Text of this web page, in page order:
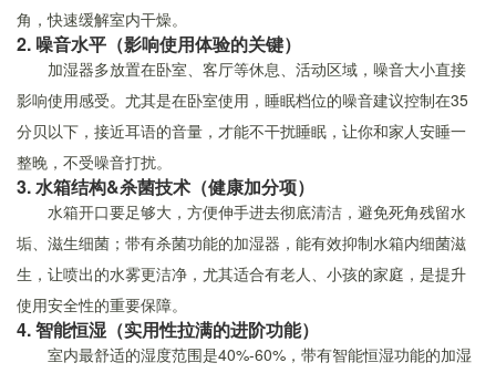
角，快速缓解室内干燥。
2. 噪音水平（影响使用体验的关键）
加湿器多放置在卧室、客厅等休息、活动区域，噪音大小直接
影响使用感受。尤其是在卧室使用，睡眠档位的噪音建议控制在35
分贝以下，接近耳语的音量，才能不干扰睡眠，让你和家人安睡一
整晚，不受噪音打扰。
3. 水箱结构&杀菌技术（健康加分项）
水箱开口要足够大，方便伸手进去彻底清洁，避免死角残留水
垢、滋生细菌；带有杀菌功能的加湿器，能有效抑制水箱内细菌滋
生，让喷出的水雾更洁净，尤其适合有老人、小孩的家庭，是提升
使用安全性的重要保障。
4. 智能恒湿（实用性拉满的进阶功能）
室内最舒适的湿度范围是40%-60%，带有智能恒湿功能的加湿